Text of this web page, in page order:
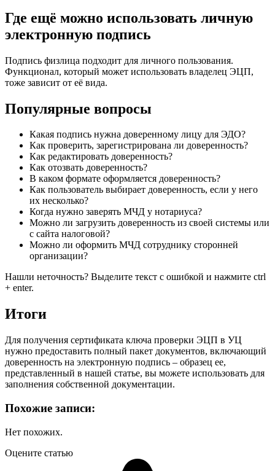
Где ещё можно использовать личную
электронную подпись
Подпись физлица подходит для личного пользования.
Функционал, который может использовать владелец ЭЦП,
тоже зависит от её вида.
Популярные вопросы
Какая подпись нужна доверенному лицу для ЭДО?
Как проверить, зарегистрирована ли доверенность?
Как редактировать доверенность?
Как отозвать доверенность?
В каком формате оформляется доверенность?
Как пользователь выбирает доверенность, если у него
их несколько?
Когда нужно заверять МЧД у нотариуса?
Можно ли загрузить доверенность из своей системы или
с сайта налоговой?
Можно ли оформить МЧД сотруднику сторонней
организации?
Нашли неточность? Выделите текст с ошибкой и нажмите ctrl
+ enter.
Итоги
Для получения сертификата ключа проверки ЭЦП в УЦ
нужно предоставить полный пакет документов, включающий
доверенность на электронную подпись – образец ее,
представленный в нашей статье, вы можете использовать для
заполнения собственной документации.
Похожие записи:
Нет похожих.
Оцените статью